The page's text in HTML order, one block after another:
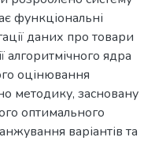
функціональні
даних про товари
алгоритмічного ядра
оцінювання
методику, засновану
оптимального
варіантів та